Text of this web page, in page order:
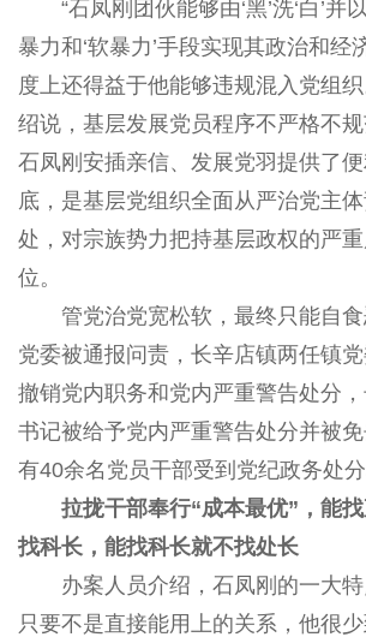
“石凤刚团伙能够由‘黑’洗‘白’并以
暴力和‘软暴力’手段实现其政治和经
度上还得益于他能够违规混入党组
绍说，基层发展党员程序不严格不
石凤刚安插亲信、发展党羽提供了
底，是基层党组织全面从严治党主
处，对宗族势力把持基层政权的严
位。
管党治党宽松软，最终只能自食
党委被通报问责，长辛店镇两任镇
撤销党内职务和党内严重警告处分
书记被给予党内严重警告处分并被
有40余名党员干部受到党纪政务处分
拉拢干部奉行“成本最优”，能
找科长，能找科长就不找处长
办案人员介绍，石凤刚的一大特
只要不是直接能用上的关系，他很少